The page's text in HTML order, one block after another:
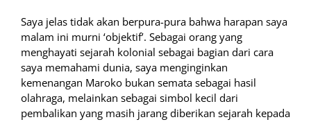
Saya jelas tidak akan berpura-pura bahwa harapan saya
malam ini murni ‘objektif’. Sebagai orang yang
menghayati sejarah kolonial sebagai bagian dari cara
saya memahami dunia, saya menginginkan
kemenangan Maroko bukan semata sebagai hasil
olahraga, melainkan sebagai simbol kecil dari
pembalikan yang masih jarang diberikan sejarah kepada